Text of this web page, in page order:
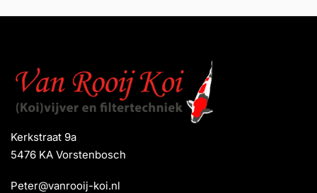
Kerkstraat 9a
5476 KA Vorstenbosch
Peter@vanrooij-koi.nl